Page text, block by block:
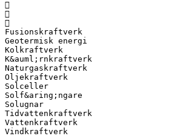



Fusionskraftverk
Geotermisk energi
Kolkraftverk
K&auml;rnkraftverk
Naturgaskraftverk
Oljekraftverk
Solceller
Solf&aring;ngare
Solugnar
Tidvattenkraftverk
Vattenkraftverk
Vindkraftverk